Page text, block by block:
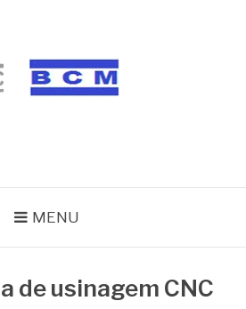
MENU
de usinagem CNC